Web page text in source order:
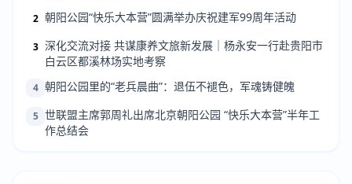
2 朝阳公园“快乐大本营”圆满举办庆祝建军99周年活动
3 深化交流对接 共谋康养文旅新发展｜杨永安一行赴贵阳市
白云区都溪林场实地考察
4 朝阳公园里的“老兵晨曲”：退伍不褪色，军魂铸健魄
5 世联盟主席郭周礼出席北京朝阳公园 “快乐大本营”半年工
作总结会